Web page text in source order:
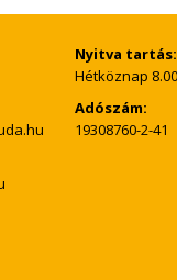
Nyitva tartás:
Hétköznap
Adószám:
19308760-2-41